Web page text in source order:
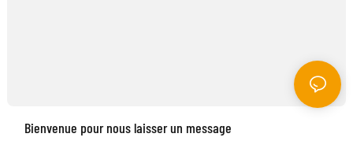
Bienvenue pour nous laisser un message